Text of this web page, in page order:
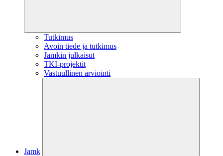
Tutkimus
Avoin tiede ja tutkimus
Jamkin julkaisut
TKI-projektit
Vastuullinen arviointi
Jamk